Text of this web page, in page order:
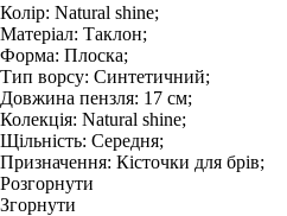
Колір: Natural shine;
Матеріал: Таклон;
Форма: Плоска;
Тип ворсу: Синтетичний;
Довжина пензля: 17 см;
Колекція: Natural shine;
Щільність: Середня;
Призначення: Кісточки для брів;
Розгорнути
Згорнути